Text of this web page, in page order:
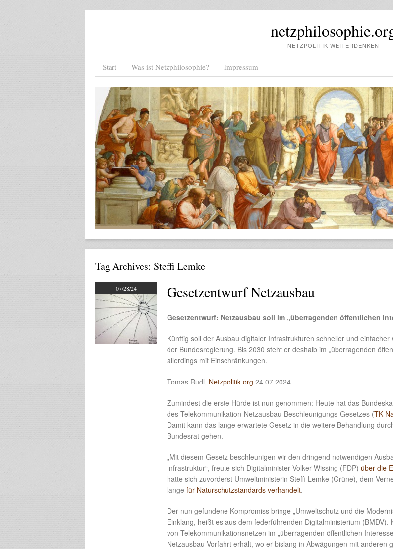
NETZPOLITIK WEITERDENKEN
Menu
Skip to content
Start Was ist Netzphilosophie? Impressum
Tag Archives: Steffi Lemke
07/28/24 Gesetzentwurf Netzausbau
Gesetzentwurf: Netzausbau soll im „überragenden öffentlichen
Künftig soll der Ausbau digitaler Infrastrukturen schneller und einfacher
der Bundesregierung. Bis 2030 steht er deshalb im „überragenden
allerdings mit Einschränkungen.
Tomas Rudl, Netzpolitik.org 24.07.2024
Zumindest die erste Hürde ist nun genommen: Heute hat das
des Telekommunikation-Netzausbau-Beschleunigungs-Gesetzes (TK-
Damit kann das lange erwartete Gesetz in die weitere Behandlung
Bundesrat gehen.
„Mit diesem Gesetz beschleunigen wir den dringend notwendigen
Infrastruktur“, freute sich Digitalminister Volker Wissing (FDP) über die
hatte sich zuvorderst Umweltministerin Steffi Lemke (Grüne), dem
lange für Naturschutzstandards verhandelt.
Der nun gefundene Kompromiss bringe „Umweltschutz und die
Einklang, heißt es aus dem federführenden Digitalministerium (BMDV).
von Telekommunikationsnetzen im „überragenden öffentlichen
Netzausbau Vorfahrt erhält, wo er bislang in Abwägungen mit anderen